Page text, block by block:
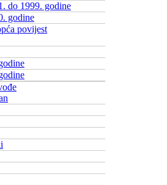
do 1999. godine
godine
povijest